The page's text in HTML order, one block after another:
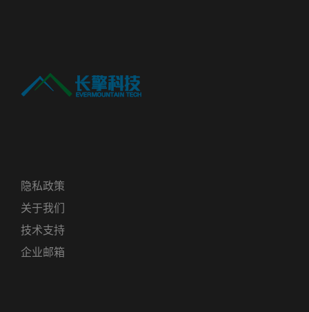
隐私政策
关于我们
技术支持
企业邮箱